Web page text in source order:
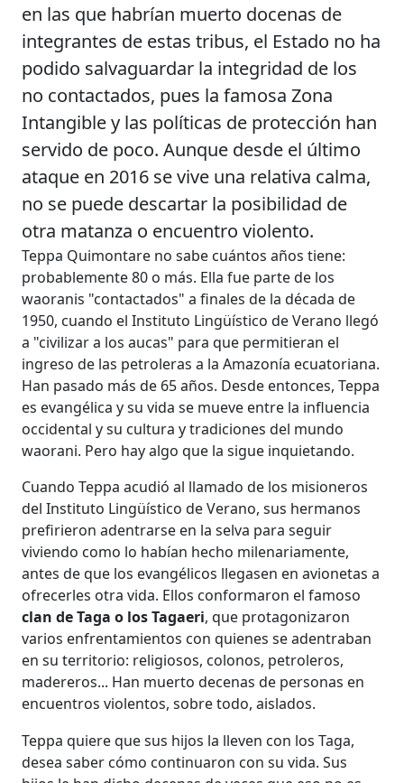
en las que habrían muerto docenas de
integrantes de estas tribus, el Estado no ha
podido salvaguardar la integridad de los
no contactados, pues la famosa Zona
Intangible y las políticas de protección han
servido de poco. Aunque desde el último
ataque en 2016 se vive una relativa calma,
no se puede descartar la posibilidad de
otra matanza o encuentro violento.
Teppa Quimontare no sabe cuántos años tiene:
probablemente 80 o más. Ella fue parte de los
waoranis "contactados" a finales de la década de
1950, cuando el Instituto Lingüístico de Verano llegó
a "civilizar a los aucas" para que permitieran el
ingreso de las petroleras a la Amazonía ecuatoriana.
Han pasado más de 65 años. Desde entonces, Teppa
es evangélica y su vida se mueve entre la influencia
occidental y su cultura y tradiciones del mundo
waorani. Pero hay algo que la sigue inquietando.
Cuando Teppa acudió al llamado de los misioneros
del Instituto Lingüístico de Verano, sus hermanos
prefirieron adentrarse en la selva para seguir
viviendo como lo habían hecho milenariamente,
antes de que los evangélicos llegasen en avionetas a
ofrecerles otra vida. Ellos conformaron el famoso
clan de Taga o los Tagaeri, que protagonizaron
varios enfrentamientos con quienes se adentraban
en su territorio: religiosos, colonos, petroleros,
madereros... Han muerto decenas de personas en
encuentros violentos, sobre todo, aislados.
Teppa quiere que sus hijos la lleven con los Taga,
desea saber cómo continuaron con su vida. Sus